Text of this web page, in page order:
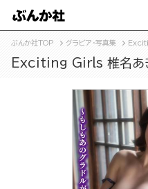
ぶんか社TOP グラビア・写真集
Exciting Girls 椎名あ